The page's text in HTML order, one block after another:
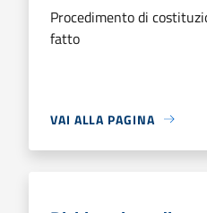
Procedimento di
fatto
VAI ALLA PAGINA